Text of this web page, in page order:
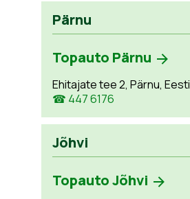
Pärnu
Topauto Pärnu
Ehitajate tee 2, Pärnu, Eesti
☎ 447 6176
Jõhvi
Topauto Jõhvi